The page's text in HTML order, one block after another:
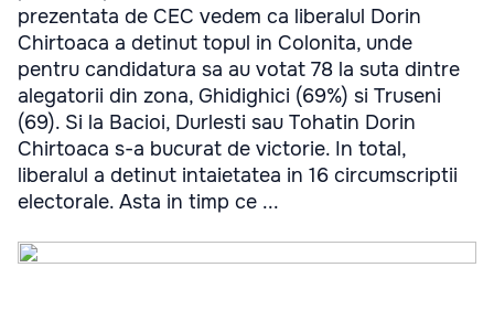
prezentata de CEC vedem ca liberalul Dorin
Chirtoaca a detinut topul in Colonita, unde
pentru candidatura sa au votat 78 la suta dintre
alegatorii din zona, Ghidighici (69%) si Truseni
(69). Si la Bacioi, Durlesti sau Tohatin Dorin
Chirtoaca s-a bucurat de victorie. In total,
liberalul a detinut intaietatea in 16 circumscriptii
electorale. Asta in timp ce ...